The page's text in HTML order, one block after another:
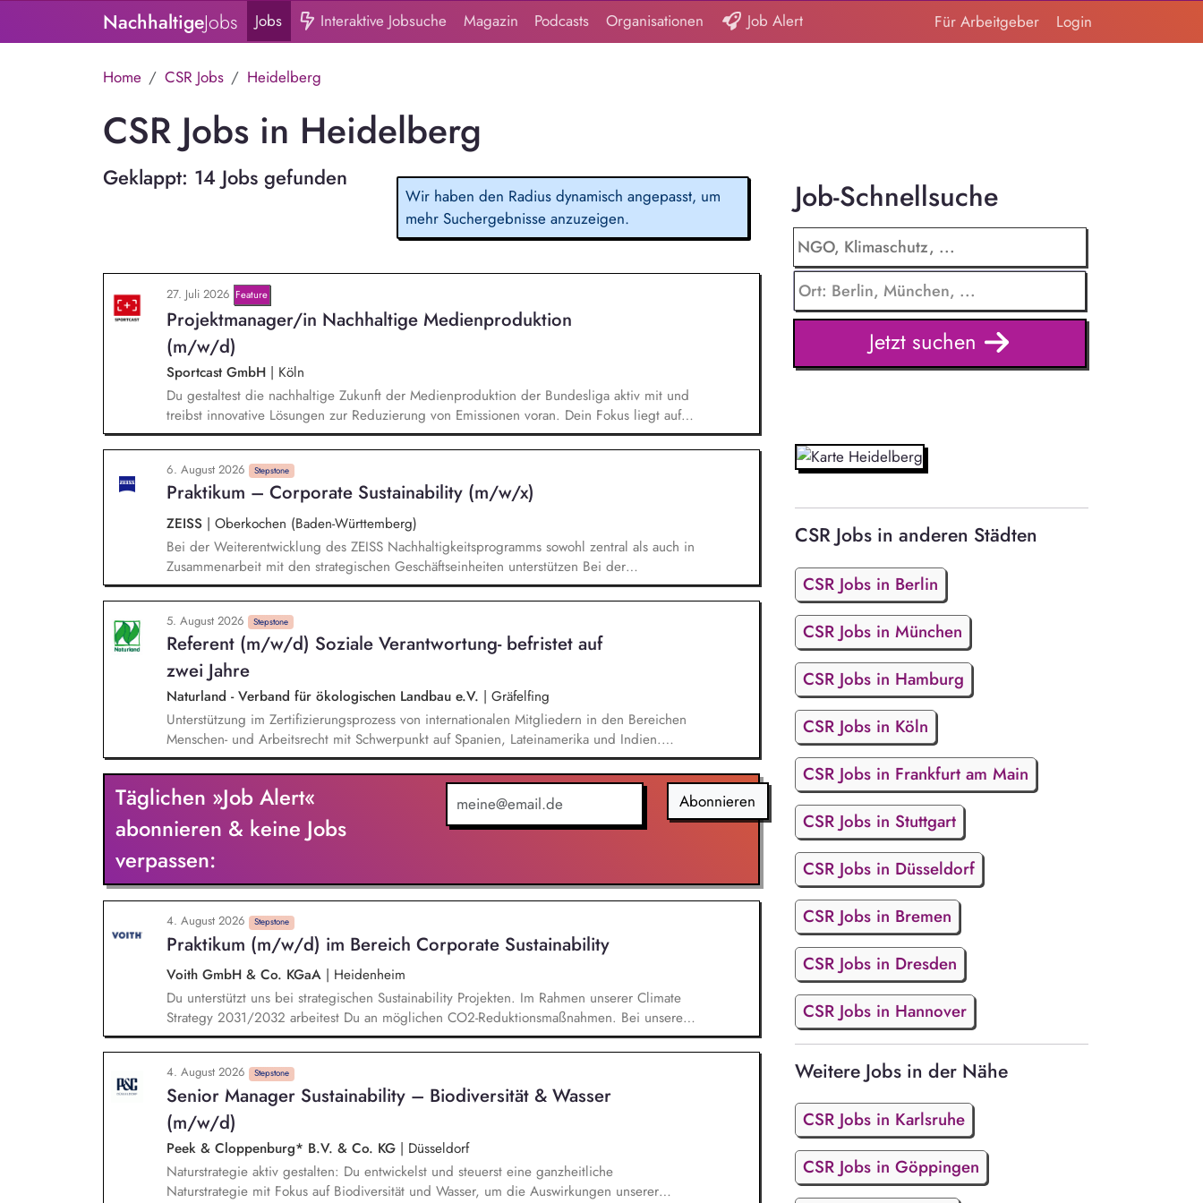
NachhaltigeJobs Jobs Interaktive Jobsuche Magazin Podcasts Organisationen Job Alert Für Arbeitgeber Login
Home CSR Jobs Heidelberg
CSR Jobs in Heidelberg
Geklappt: 14 Jobs gefunden
Wir haben den Radius dynamisch angepasst, um
mehr Suchergebnisse anzuzeigen.
27. Juli 2026 Feature
Projektmanager/in Nachhaltige Medienproduktion
(m/w/d)
Sportcast GmbH | Köln
Du gestaltest die nachhaltige Zukunft der Medienproduktion der Bundesliga aktiv mit und
treibst innovative Lösungen zur Reduzierung von Emissionen voran. Dein Fokus liegt auf
der Evaluierung von Reduktionspotentialen von TV-Produktionskonzepten hinsichtlich
Co2e-Fußabdruck, Durchführung einer Machbarkeitsstudie zur emissionsfreien USV-
Stromversorgung sowie der Koordination interner und externer Stakeholder.
6. August 2026 Stepstone
Praktikum – Corporate Sustainability (m/w/x)
ZEISS | Oberkochen (Baden-Württemberg)
Bei der Weiterentwicklung des ZEISS Nachhaltigkeitsprogramms sowohl zentral als auch in
Zusammenarbeit mit den strategischen Geschäftseinheiten unterstützen Bei der
Nachhaltigkeitsberichterstattung unterstützen, einschließlich der Berücksichtigung
gesetzlicher Anforderungen und unserer Klimastrategie nach anerkannten Standards (z. B.
CSRD, EU-Taxonomie, LKSG, CSDDD, SBTi). Recherchen und Analysen zu aktuellen
Nachhaltigkeitsthemen anfertigen Datenrecherchen und ggf. Daten-Modellierungen
durchführen Das Sustainability Team bei Unternehmensratings, insbesondere CDP und
EcoVadis, unterstützen
5. August 2026 Stepstone
Referent (m/w/d) Soziale Verantwortung- befristet auf
zwei Jahre
Naturland - Verband für ökologischen Landbau e.V. | Gräfelfing
Unterstützung im Zertifizierungsprozess von internationalen Mitgliedern in den Bereichen
Menschen- und Arbeitsrecht mit Schwerpunkt auf Spanien, Lateinamerika und Indien.
Analyse und Überprüfung von Audit-Berichten und zertifizierungsrelevanten Unterlagen,
wie Lohnberechnungen, Arbeitszeiterfassungen und Tarifverträgen. Durchführung von
Qualitätssicherungsbesuchen in Spanien und weltweit. Weiterentwicklung der Naturland
Richtlinien Soziale Verantwortung sowie des Kontroll- und Zertifizierungssystems.
Durchführung regionalspezifischer Schulungen für externe Kontrollstellen sowie Webinaren
und Workshops zu Sozialstandards, Menschen- und Arbeitsrechten.
Täglichen »Job Alert«
abonnieren & keine Jobs
verpassen:
Abonnieren
4. August 2026 Stepstone
Praktikum (m/w/d) im Bereich Corporate Sustainability
Voith GmbH & Co. KGaA | Heidenheim
Du unterstützt uns bei strategischen Sustainability Projekten. Im Rahmen unserer Climate
Strategy 2031/2032 arbeitest Du an möglichen CO2-Reduktionsmaßnahmen. Bei unserer
Reise auf dem Weg zur Corporate Sustainability Reporting-Directive (CSRD) der EU
erarbeitest Du KPI-Analysen und unterstützt bei dem Facelift unseres Sustainability
Reportings. Dabei übernimmst Du konkret Verantwortung als Teilprojektleiter. Du bist ein
fester Teil des Teams bei unternehmensweiten Initiativen wie dem UN Global Compact und
arbeitest aktiv an den Sustainable Development Goals der Vereinten Nationen.
4. August 2026 Stepstone
Senior Manager Sustainability – Biodiversität & Wasser
(m/w/d)
Peek & Cloppenburg* B.V. & Co. KG | Düsseldorf
Naturstrategie aktiv gestalten: Du entwickelst und steuerst eine ganzheitliche
Naturstrategie mit Fokus auf Biodiversität und Wasser, um die Auswirkungen unserer
Job-Schnellsuche
Jetzt suchen
CSR Jobs in anderen Städten
CSR Jobs in Berlin
CSR Jobs in München
CSR Jobs in Hamburg
CSR Jobs in Köln
CSR Jobs in Frankfurt am Main
CSR Jobs in Stuttgart
CSR Jobs in Düsseldorf
CSR Jobs in Bremen
CSR Jobs in Dresden
CSR Jobs in Hannover
Weitere Jobs in der Nähe
CSR Jobs in Karlsruhe
CSR Jobs in Göppingen